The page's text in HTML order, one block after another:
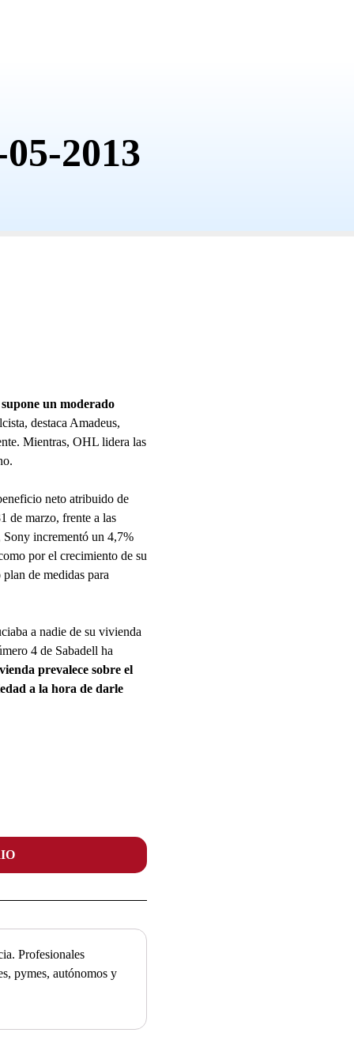
2013
un moderado
destaca Amadeus,
Mientras, OHL lidera las
neto atribuido de
de marzo, frente a las
Sony incrementó un 4,7%
por el crecimiento de su
de medidas para
a nadie de su vivienda
4 de Sabadell ha
prevalece sobre el
a la hora de darle
Profesionales
pymes, autónomos y